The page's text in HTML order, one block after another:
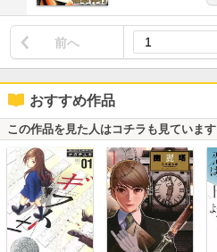
前へ
おすすめ作品
この作品を見た人はコチラも見ています